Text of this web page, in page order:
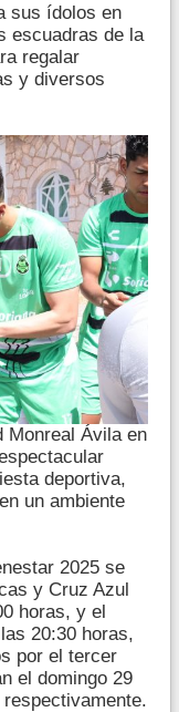
sus ídolos en
escuadras de la
regalar
y diversos
Monreal Ávila en
deportiva,
un ambiente
2025 se
y Cruz Azul
horas, y el
20:30 horas,
por el tercer
el domingo 29